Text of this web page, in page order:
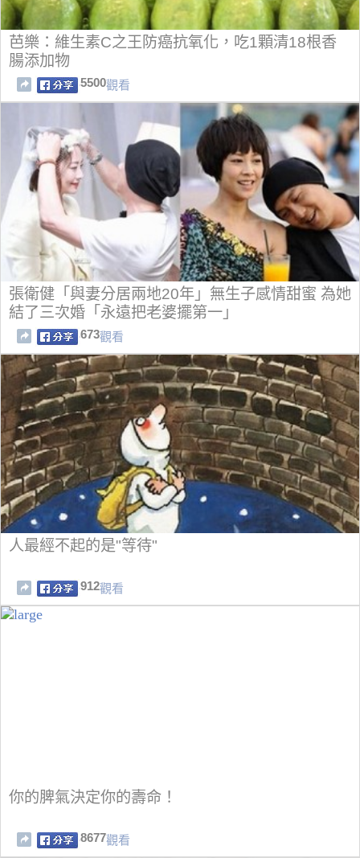
芭樂：維生素C之王防癌抗氧化，吃1顆清18根香
腸添加物
5500觀看
張衛健「與妻分居兩地20年」無生子感情甜蜜 為她
結了三次婚「永遠把老婆擺第一」
673觀看
人最經不起的是"等待"
912觀看
你的脾氣決定你的壽命！
8677觀看